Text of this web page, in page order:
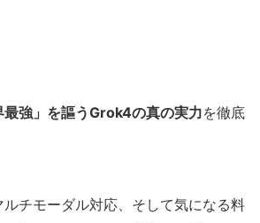
最強」を謳うGrok4の真の実力を徹底
チモーダル対応、そして気になる料